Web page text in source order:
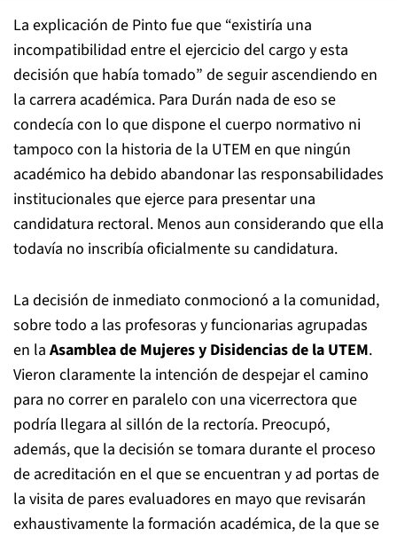
La explicación de Pinto fue que “existiría una
incompatibilidad entre el ejercicio del cargo y esta
decisión que había tomado” de seguir ascendiendo en
la carrera académica. Para Durán nada de eso se
condecía con lo que dispone el cuerpo normativo ni
tampoco con la historia de la UTEM en que ningún
académico ha debido abandonar las responsabilidades
institucionales que ejerce para presentar una
candidatura rectoral. Menos aun considerando que ella
todavía no inscribía oficialmente su candidatura.
La decisión de inmediato conmocionó a la comunidad,
sobre todo a las profesoras y funcionarias agrupadas
en la Asamblea de Mujeres y Disidencias de la UTEM.
Vieron claramente la intención de despejar el camino
para no correr en paralelo con una vicerrectora que
podría llegara al sillón de la rectoría. Preocupó,
además, que la decisión se tomara durante el proceso
de acreditación en el que se encuentran y ad portas de
la visita de pares evaluadores en mayo que revisarán
exhaustivamente la formación académica, de la que se